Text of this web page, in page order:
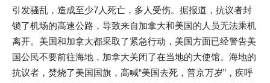
引发骚乱，造成至少7人死亡，多人受伤。据报道，抗议者封
锁了机场的高速公路，导致来自加拿大和美国的人员无法乘机
离开。美国和加拿大都采取了紧急行动，美国方面已经警告美
国公民不要前往海地，加拿大关闭了在当地的大使馆。海地的
抗议者，焚烧了美国国旗，高喊“美国去死，普京万岁”，疾呼